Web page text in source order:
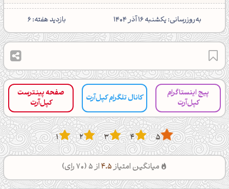
‌به‌روزرسانی: یکشنبه 16 آذر 1404 بازدید هفته: 6
پیج اینستاگرام
کپل‌آرت
کانال تلگرام کپل‌آرت
صفحه پینترست
کپل‌آرت
5
4
3
2
1
میانگین امتیاز4.5از 5 ( 70رای)